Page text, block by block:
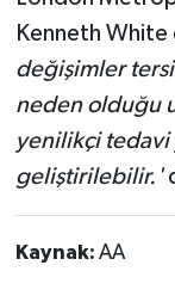
Kenneth White
değişimler
neden olduğu
yenilikçi tedavi
geliştirilebilir.'
Kaynak: AA